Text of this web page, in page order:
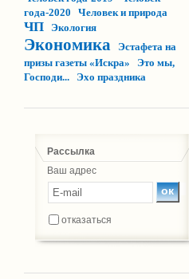
года-2020
Человек и природа
ЧП Экология
Экономика
Эстафета на
призы газеты «Искра»
Это мы,
Господи...
Эхо праздника
Рассылка
Ваш адрес
отказаться